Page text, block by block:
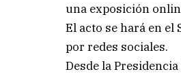
una exposición
El acto se hará en el
por redes sociales.
Desde la